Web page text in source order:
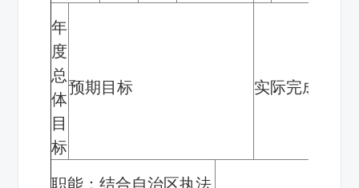
年
度
总
体
目
标
预期目标 实际完成情况
职能：结合自治区执法